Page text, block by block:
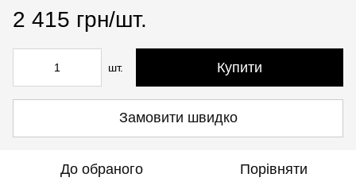
2 415 грн/шт.
шт. Купити
Замовити швидко
До обраного Порівняти